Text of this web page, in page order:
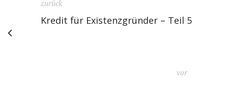
zurück
Kredit für Existenzgründer – Teil 5
vor